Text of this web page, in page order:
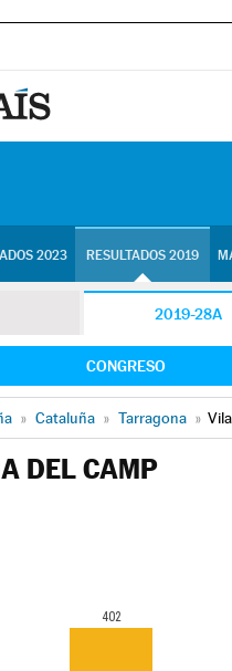
2023 RESULTADOS 2019
2019-28A
CONGRESO
» Cataluña » Tarragona »
DEL CAMP
402